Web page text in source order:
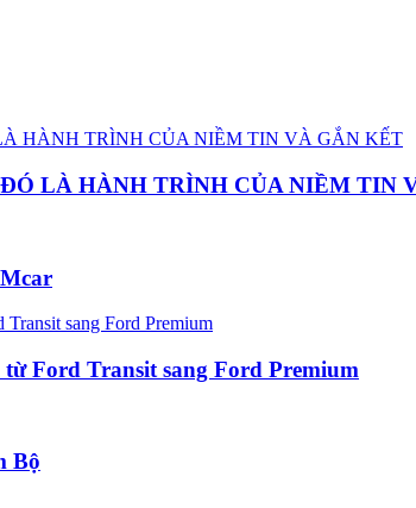
LÀ HÀNH TRÌNH CỦA NIỀM TIN
Ford Transit sang Ford Premium
Bộ